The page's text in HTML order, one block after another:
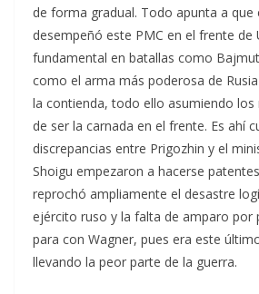
de forma gradual. Todo apunta a que
desempeñó este PMC en el frente de
fundamental en batallas como
como el arma más poderosa de
la contienda, todo ello asumiendo los
de ser la carnada en el frente. Es ahí
discrepancias entre Prigozhin y el
Shoigu empezaron a hacerse
reprochó ampliamente el desastre
ejército ruso y la falta de amparo por
para con Wagner, pues era este
llevando la peor parte de la guerra.